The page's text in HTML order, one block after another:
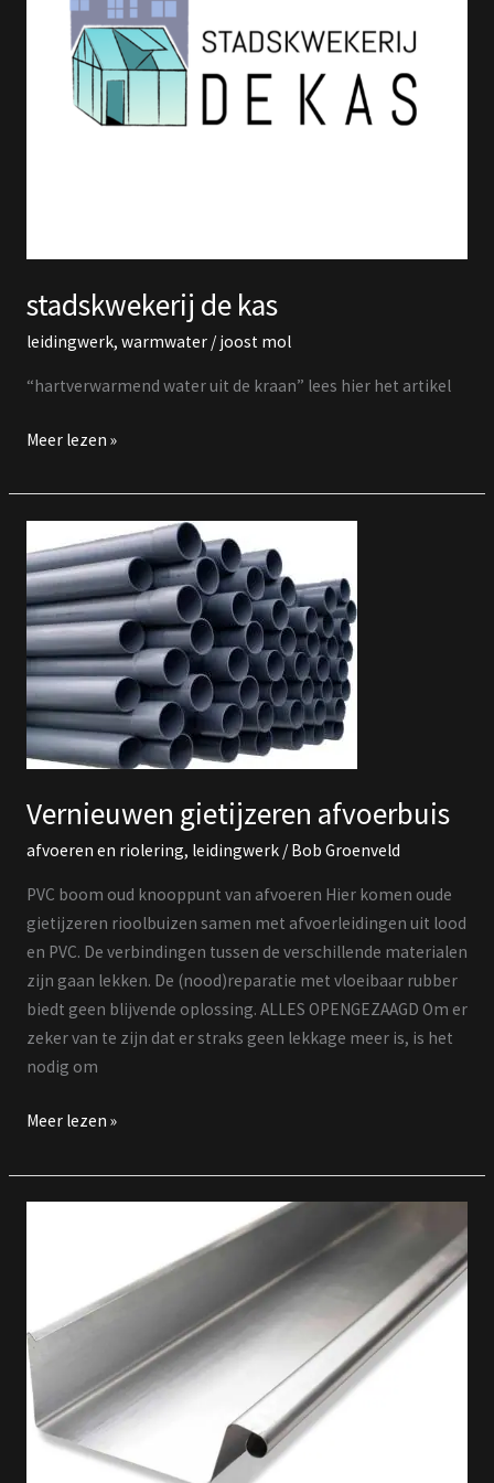
stadskwekerij de kas
leidingwerk, warmwater/ joost mol
“hartverwarmend water uit de kraan” lees hier het artikel
Meer lezen »
Vernieuwen gietijzeren afvoerbuis
afvoeren en riolering, leidingwerk/ Bob Groenveld
PVC boom oud knooppunt van afvoeren Hier komen oude
gietijzeren rioolbuizen samen met afvoerleidingen uit lood
en PVC. De verbindingen tussen de verschillende materialen
zijn gaan lekken. De (nood)reparatie met vloeibaar rubber
biedt geen blijvende oplossing. ALLES OPENGEZAAGD Om er
zeker van te zijn dat er straks geen lekkage meer is, is het
nodig om
Vernieuwen
gietijzeren
afvoerbuis
Meer lezen »